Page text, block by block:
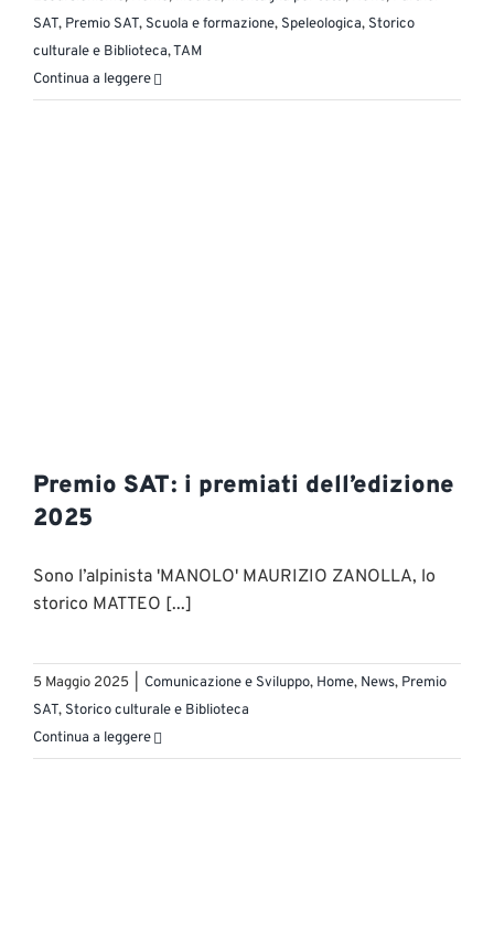
SAT, Premio SAT, Scuola e formazione, Speleologica, Storico
culturale e Biblioteca,TAM
Continua a leggere
Premio SAT: i premiati dell’edizione
2025
Sono l’alpinista 'MANOLO' MAURIZIO ZANOLLA, lo
storico MATTEO [...]
5 Maggio 2025 Comunicazione e Sviluppo, Home, News, Premio
SAT, Storico culturale e Biblioteca
Continua a leggere